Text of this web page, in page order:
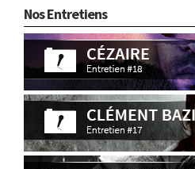
Nos Entretiens